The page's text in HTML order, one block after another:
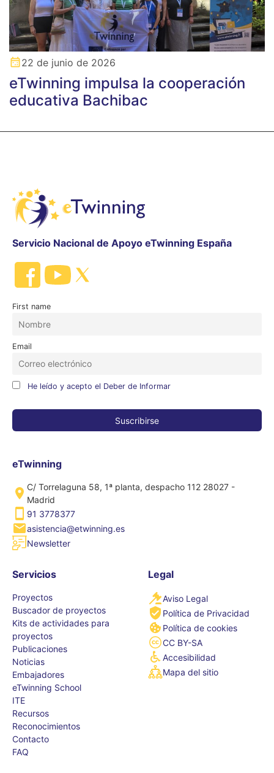
22 de junio de 2026
eTwinning impulsa la cooperación
educativa Bachibac
Servicio Nacional de Apoyo eTwinning España
First name
Email
He leído y acepto el Deber de Informar
eTwinning
C/ Torrelaguna 58, 1ª planta, despacho 112 28027 -
Madrid
91 3778377
asistencia@etwinning.es
Newsletter
Servicios
Proyectos
Buscador de proyectos
Kits de actividades para
proyectos
Publicaciones
Noticias
Embajadores
eTwinning School
ITE
Recursos
Reconocimientos
Contacto
FAQ
Legal
Aviso Legal
Política de Privacidad
Política de cookies
CC BY-SA
Accesibilidad
Mapa del sitio